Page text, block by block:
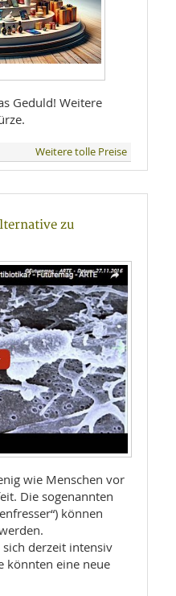
Geduld! Weitere
Weitere tolle Preise
zu
wie Menschen vor
Die sogenannten
können
derzeit intensiv
könnten eine neue